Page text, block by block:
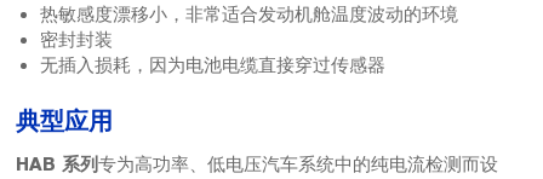
热敏感度漂移小，非常适合发动机舱温度波动的环境
密封封装
无插入损耗，因为电池电缆直接穿过传感器
典型应用
HAB 系列 专为高功率、低电压汽车系统中的纯电流检测而设